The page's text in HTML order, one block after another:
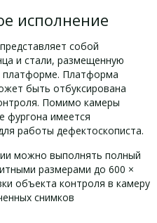
исполнение
собой
и стали, размещенную
платформе. Платформа
быть отбуксирована
Помимо камеры
фургона имеется
работы дефектоскописта.
можно выполнять полный
размерами до 600 ×
объекта контроля в камеру
снимков